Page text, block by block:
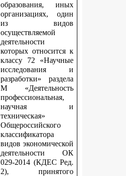
образования, иных
организациях, один
из видов
осуществляемой
деятельности
которых относится к
классу 72 «Научные
исследования и
разработки» раздела
M «Деятельность
профессиональная,
научная и
техническая»
Общероссийского
классификатора
видов экономической
деятельности ОК
029-2014 (КДЕС Ред.
2), принятого